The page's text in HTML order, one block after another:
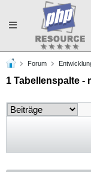
Toggle
navigation
Forum
1 Tabellenspalte -